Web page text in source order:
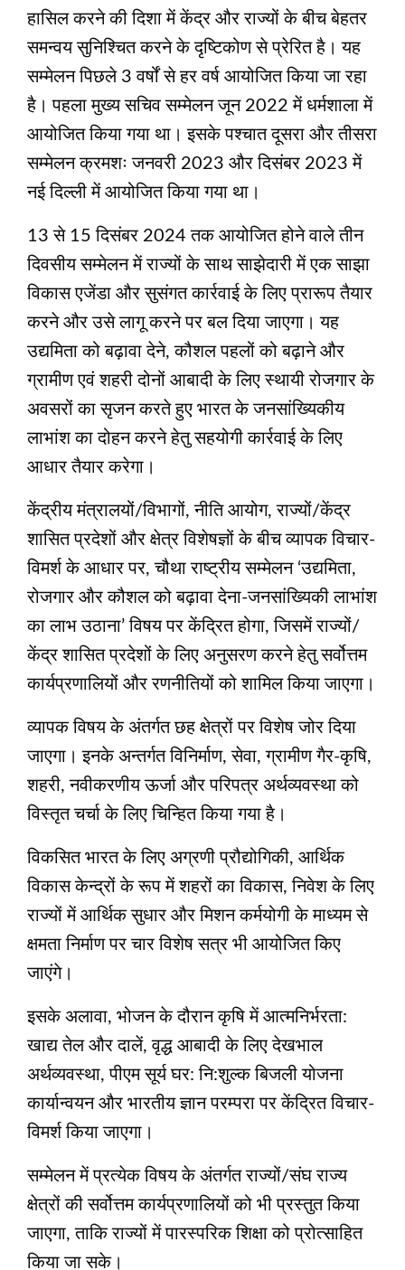
हासिल करने की दिशा में केंद्र और राज्यों के बीच बेहतर
समन्वय सुनिश्चित करने के दृष्टिकोण से प्रेरित है। यह
सम्मेलन पिछले 3 वर्षों से हर वर्ष आयोजित किया जा रहा
है। पहला मुख्य सचिव सम्मेलन जून 2022 में धर्मशाला में
आयोजित किया गया था। इसके पश्‍चात दूसरा और तीसरा
सम्मेलन क्रमशः जनवरी 2023 और दिसंबर 2023 में
नई दिल्ली में आयोजित किया गया था।
13 से 15 दिसंबर 2024 तक आयोजित होने वाले तीन
दिवसीय सम्मेलन में राज्यों के साथ साझेदारी में एक साझा
विकास एजेंडा और सुसंगत कार्रवाई के लिए प्रारूप तैयार
करने और उसे लागू करने पर बल दिया जाएगा। यह
उद्यमिता को बढ़ावा देने, कौशल पहलों को बढ़ाने और
ग्रामीण एवं शहरी दोनों आबादी के लिए स्थायी रोजगार के
अवसरों का सृजन करते हुए भारत के जनसांख्यिकीय
लाभांश का दोहन करने हेतु सहयोगी कार्रवाई के लिए
आधार तैयार करेगा।
केंद्रीय मंत्रालयों/विभागों, नीति आयोग, राज्यों/केंद्र
शासित प्रदेशों और क्षेत्र विशेषज्ञों के बीच व्यापक विचार-
विमर्श के आधार पर, चौथा राष्ट्रीय सम्मेलन ‘उद्यमिता,
रोजगार और कौशल को बढ़ावा देना-जनसांख्यिकी लाभांश
का लाभ उठाना’ विषय पर केंद्रित होगा, जिसमें राज्यों/
केंद्र शासित प्रदेशों के लिए अनुसरण करने हेतु सर्वोत्तम
कार्यप्रण‍ालियों और रणनीतियों को शामिल किया जाएगा।
व्यापक विषय के अंतर्गत छह क्षेत्रों पर विशेष जोर दिया
जाएगा। इनके अन्‍तर्गत विनिर्माण, सेवा, ग्रामीण गैर-कृषि,
शहरी, नवीकरणीय ऊर्जा और परिपत्र अर्थव्यवस्था को
विस्तृत चर्चा के लिए चिन्हित किया गया है।
विकसित भारत के लिए अग्रणी प्रौद्योगिकी, आर्थिक
विकास केन्द्रों के रूप में शहरों का विकास, निवेश के लिए
राज्यों में आर्थिक सुधार और मिशन कर्मयोगी के माध्यम से
क्षमता निर्माण पर चार विशेष सत्र भी आयोजित किए
जाएंगे।
इसके अलावा, भोजन के दौरान कृषि में आत्मनिर्भरता:
खाद्य तेल और दालें, वृद्ध आबादी के लिए देखभाल
अर्थव्यवस्था, पीएम सूर्य घर: नि:शुल्‍क बिजली योजना
कार्यान्वयन और भारतीय ज्ञान परम्परा पर केंद्रित विचार-
विमर्श किया जाएगा।
सम्मेलन में प्रत्येक विषय के अंतर्गत राज्यों/संघ राज्य
क्षेत्रों की सर्वोत्तम कार्यप्रणालियों को भी प्रस्तुत किया
जाएगा, ताकि राज्यों में पारस्परिक शिक्षा को प्रोत्साहित
किया जा सके।